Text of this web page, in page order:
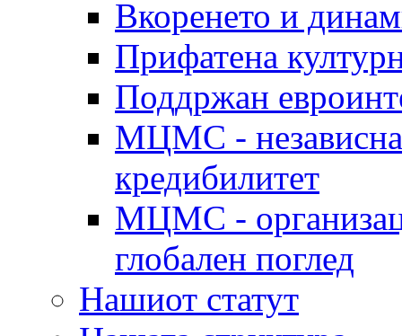
Вкоренето и
Прифатена
Поддржан
МЦМС - независна
кредибилитет
МЦМС -
глобален поглед
Нашиот статут